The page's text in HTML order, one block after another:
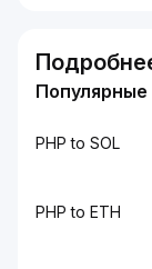
Популярные
PHP to SOL
PHP to ETH